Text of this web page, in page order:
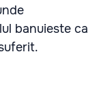
banuieste ca